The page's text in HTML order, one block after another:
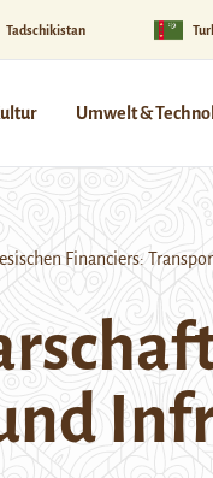
Tadschikistan
Umwelt &
Financiers: